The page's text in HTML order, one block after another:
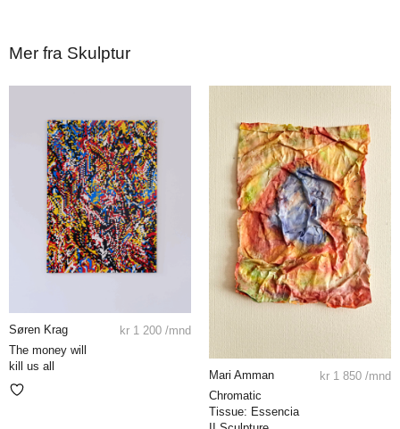
Mer fra Skulptur
Søren Krag
The money will
kill us all
kr 1 200 /mnd
Mari Amman
Chromatic
Tissue: Essencia
kr 1 850 /mnd